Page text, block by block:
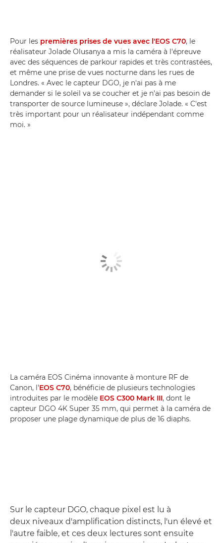
Pour les premières prises de vues avec l'EOS C70, le
réalisateur Jolade Olusanya a mis la caméra à l'épreuve
avec des séquences de parkour rapides et très contrastées,
et même une prise de vues nocturne dans les rues de
Londres. « Avec le capteur DGO, je n'ai pas à me
demander si le soleil va se coucher et je n'ai pas besoin de
transporter de source lumineuse », déclare Jolade. « C'est
très important pour un réalisateur indépendant comme
moi. »
La caméra EOS Cinéma innovante à monture RF de
Canon, l'EOS C70, bénéficie de plusieurs technologies
introduites par le modèle EOS C300 Mark III, dont le
capteur DGO 4K Super 35 mm, qui permet à la caméra de
proposer une plage dynamique de plus de 16 diaphs.
Sur le capteur DGO, chaque pixel est lu à
deux niveaux d'amplification distincts, l'un élevé et
l'autre faible, et ces deux lectures sont ensuite